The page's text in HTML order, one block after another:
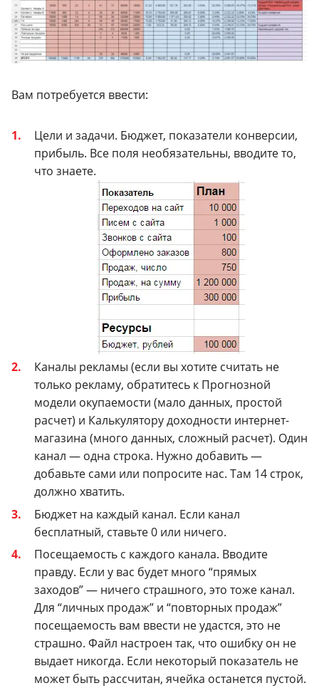
Вам потребуется ввести:
Цели и задачи. Бюджет, показатели конверсии,
прибыль. Все поля необязательны, вводите то,
что знаете.
Каналы рекламы (если вы хотите считать не
только рекламу, обратитесь к Прогнозной
модели окупаемости (мало данных, простой
расчет) и Калькулятору доходности интернет-
магазина (много данных, сложный расчет). Один
канал — одна строка. Нужно добавить —
добавьте сами или попросите нас. Там 14 строк,
должно хватить.
Бюджет на каждый канал. Если канал
бесплатный, ставьте 0 или ничего.
Посещаемость с каждого канала. Вводите
правду. Если у вас будет много “прямых
заходов” — ничего страшного, это тоже канал.
Для “личных продаж” и “повторных продаж”
посещаемость вам ввести не удастся, это не
страшно. Файл настроен так, что ошибку он не
выдает никогда. Если некоторый показатель не
может быть рассчитан, ячейка останется пустой.